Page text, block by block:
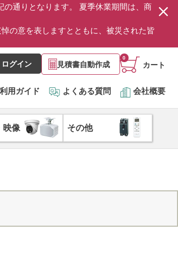
通りとなります。 夏季休業期間は、商
の意を表しますとともに、被災された皆
グイン 見積書自動作成 カート
0
用ガイド よくある質問 会社概要
映像 その他